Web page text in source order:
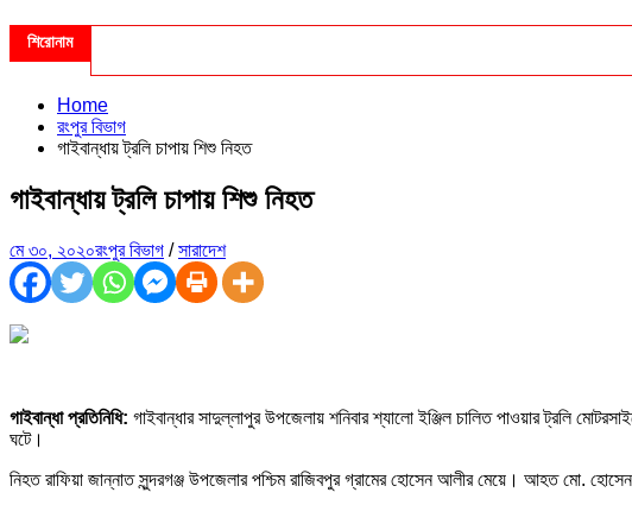
শিরোনাম
Home
রংপুর বিভাগ
গাইবান্ধায় ট্রলি চাপায় শিশু নিহত
গাইবান্ধায় ট্রলি চাপায় শিশু নিহত
মে ৩০, ২০২০রংপুর বিভাগ /সারাদেশ
গাইবান্ধা প্রতিনিধি: গাইবান্ধার সাদুল্লাপুর উপজেলায় শনিবার শ্যালো ইঞ্জিল চালিত পাওয়ার ট্রলি
ঘটে।
নিহত রাফিয়া জান্নাত সুন্দরগঞ্জ উপজেলার পশ্চিম রাজিবপুর গ্রামের হোসেন আলীর মেয়ে। আহত মো.